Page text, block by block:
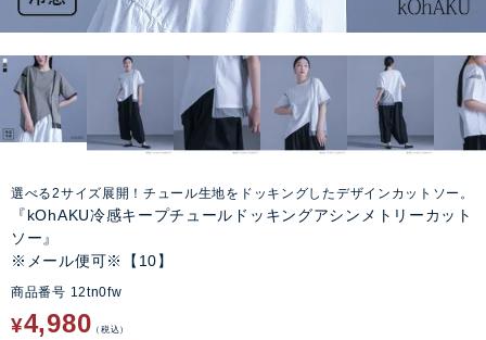
選べる2サイズ展開！チュール生地をドッキングしたデザインカットソー。
『kOhAKU冷感キープチュールドッキングアシンメトリーカット
ソー』
※メール便可※【10】
商品番号 12tn0fw
¥4,980 税込